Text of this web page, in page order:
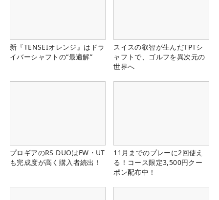
新『TENSEIオレンジ』はドラ
イバーシャフトの“最適解”
スイスの叡智が生んだTPTシ
ャフトで、ゴルフを異次元の
世界へ
プロギアのRS DUOはFW・UT
も完成度が高く購入者続出！
11月までのプレーに2回使え
る！コース限定3,500円クー
ポン配布中！